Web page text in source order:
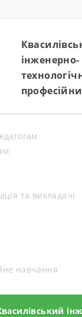
інженерно-
та викладачі
навчання